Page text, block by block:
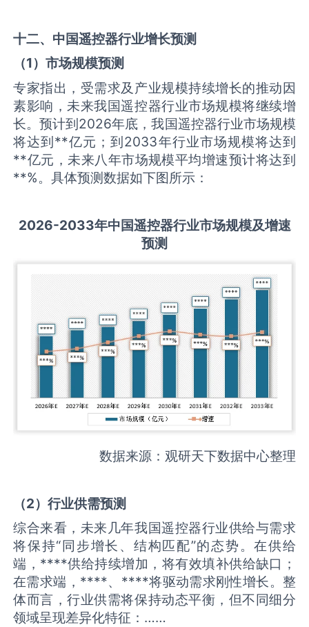
十二、中国遥控器行业增长预测
（1）市场规模预测
专家指出，受需求及产业规模持续增长的推动因
素影响，未来我国遥控器行业市场规模将继续增
长。预计到2026年底，我国遥控器行业市场规模
将达到**亿元；到2033年行业市场规模将达到
**亿元，未来八年市场规模平均增速预计将达到
**%。具体预测数据如下图所示：
2026-2033年中国遥控器行业市场规模及增速
预测
数据来源：观研天下数据中心整理
（2）行业供需预测
综合来看，未来几年我国遥控器行业供给与需求
将保持“同步增长、结构匹配”的态势。在供给
端，****供给持续增加，将有效填补供给缺口；
在需求端，****、****将驱动需求刚性增长。整
体而言，行业供需将保持动态平衡，但不同细分
领域呈现差异化特征：……